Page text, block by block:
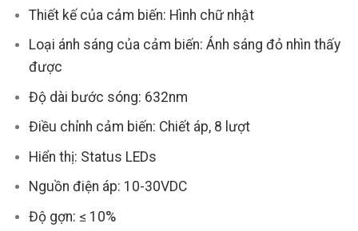
Thiết kế của cảm biến: Hình chữ nhật
Loại ánh sáng của cảm biến: Ánh sáng đỏ nhìn thấy
được
Độ dài bước sóng: 632nm
Điều chỉnh cảm biến: Chiết áp, 8 lượt
Hiển thị: Status LEDs
Nguồn điện áp: 10-30VDC
Độ gợn: ≤ 10%